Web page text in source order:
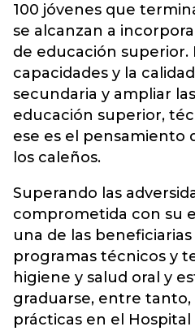
100 jóvenes que
se alcanzan a
de educación superior.
capacidades y la
secundaria y ampliar
educación superior,
ese es el pensamiento
los caleños.
Superando las
comprometida con su
una de las
programas técnicos y
higiene y salud oral y
graduarse, entre
prácticas en el Hospital